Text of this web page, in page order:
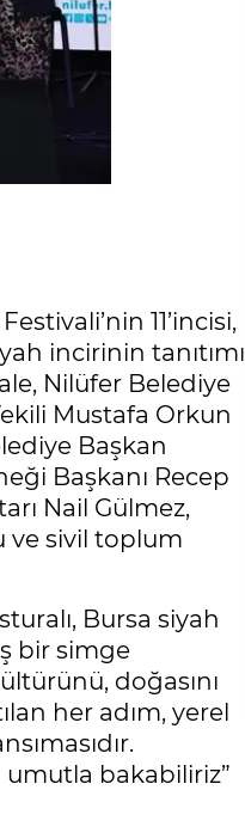
11’incisi,
incirinin tanıtımı
Nilüfer Belediye
Mustafa Orkun
Başkan
Başkanı Recep
Nail Gülmez,
ve sivil toplum
Bursa siyah
bir simge
doğasını
her adım, yerel
umutla bakabiliriz”